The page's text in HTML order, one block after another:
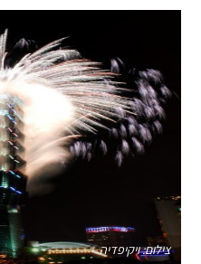
צילום: ויקיפדיה